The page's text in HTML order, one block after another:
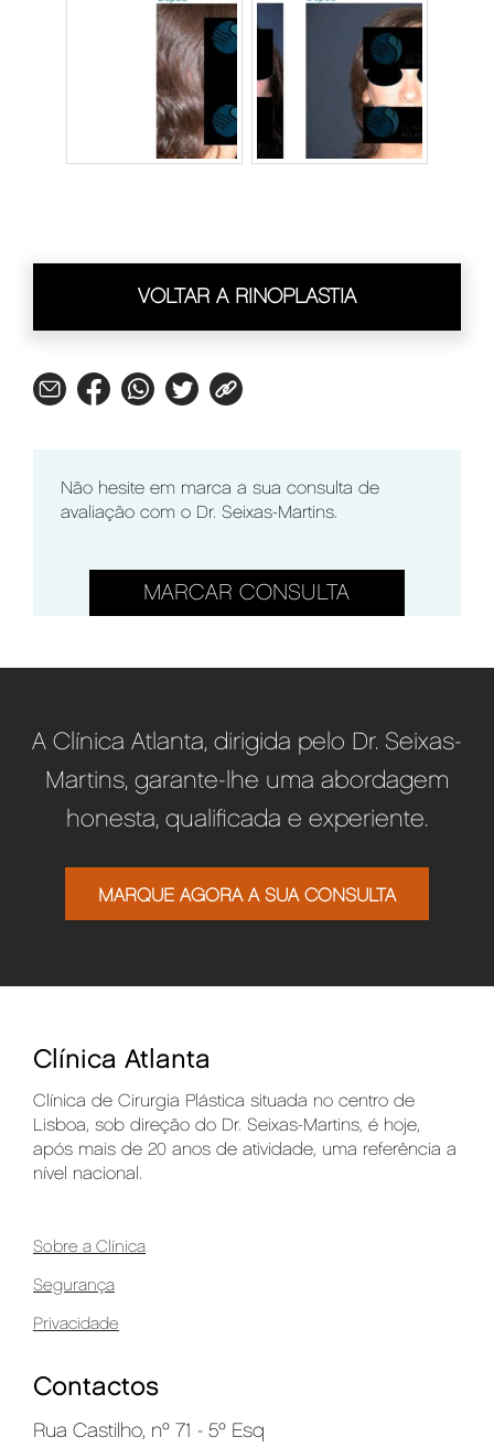
VOLTAR A RINOPLASTIA
Não hesite em marca a sua consulta de
avaliação com o Dr. Seixas-Martins.
MARCAR CONSULTA
A Clínica Atlanta, dirigida pelo Dr. Seixas-
Martins, garante-lhe uma abordagem
honesta, qualificada e experiente.
MARQUE AGORA A SUA CONSULTA
Clínica Atlanta
Clínica de Cirurgia Plástica situada no centro de
Lisboa, sob direção do Dr. Seixas-Martins, é hoje,
após mais de 20 anos de atividade, uma referência a
nível nacional.
Sobre a Clínica
Segurança
Privacidade
Contactos
Rua Castilho, nº 71 - 5º Esq